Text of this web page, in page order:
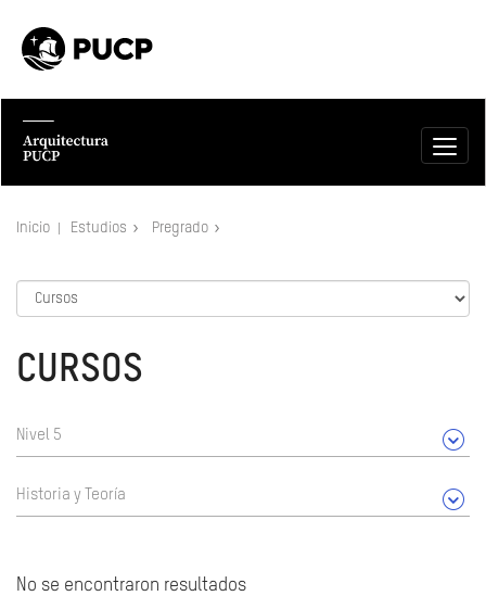
Inicio Estudios Pregrado
CURSOS
Nivel 5
Historia y Teoría
No se encontraron resultados